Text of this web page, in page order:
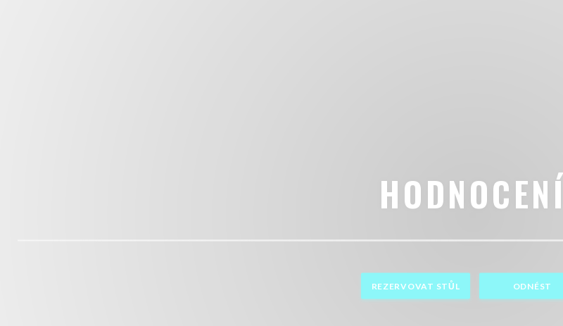
HODNOCENÍ
REZERVOVAT STŮL ODNÉST